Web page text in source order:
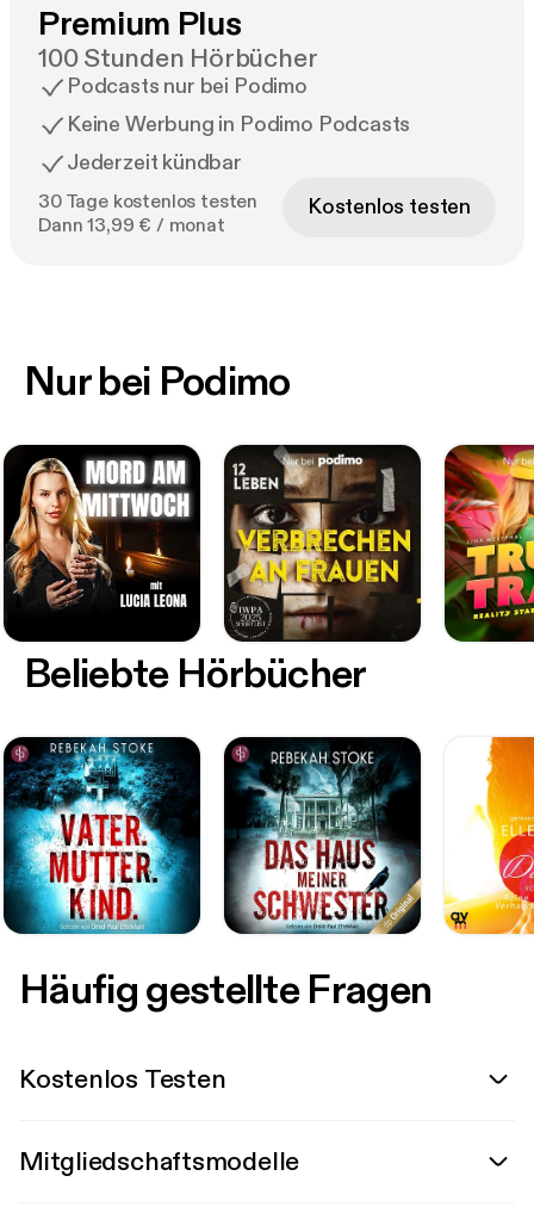
Premium Plus
100 Stunden Hörbücher
Podcasts nur bei Podimo
Keine Werbung in Podimo Podcasts
Jederzeit kündbar
30 Tage kostenlos testen
Dann 13,99 € / monat
Kostenlos testen
Nur bei Podimo
Beliebte Hörbücher
Häufig gestellte Fragen
Kostenlos Testen
Mitgliedschaftsmodelle